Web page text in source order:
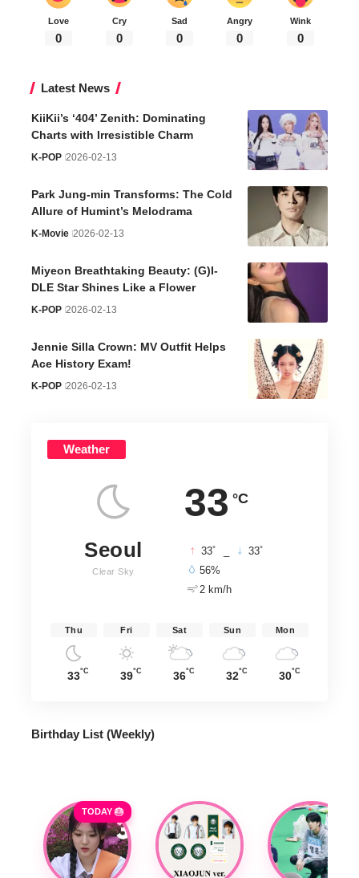
Love
0
Cry
0
Sad
0
Angry
0
Wink
0
Latest News
KiiKii’s ‘404’ Zenith: Dominating
Charts with Irresistible Charm
K-POP 2026-02-13
Park Jung-min Transforms: The Cold
Allure of Humint’s Melodrama
K-Movie 2026-02-13
Miyeon Breathtaking Beauty: (G)I-
DLE Star Shines Like a Flower
K-POP 2026-02-13
Jennie Silla Crown: MV Outfit Helps
Ace History Exam!
K-POP 2026-02-13
Weather
33 °C
Seoul
Clear Sky
33° 33°
56%
2 km/h
Thu
33°C
Fri
39°C
Sat
36°C
Sun
32°C
Mon
30°C
Birthday List (Weekly)
TODAY 🎂